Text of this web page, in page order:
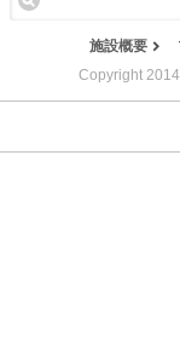
施設概要
Copyright